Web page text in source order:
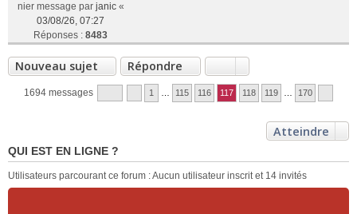
nier message par janic«
03/08/26, 07:27
Réponses : 8483
Nouveau sujet Répondre
1694 messages 1 … 115 116 117 118 119 … 170
Atteindre
QUI EST EN LIGNE ?
Utilisateurs parcourant ce forum : Aucun utilisateur inscrit et 14 invités